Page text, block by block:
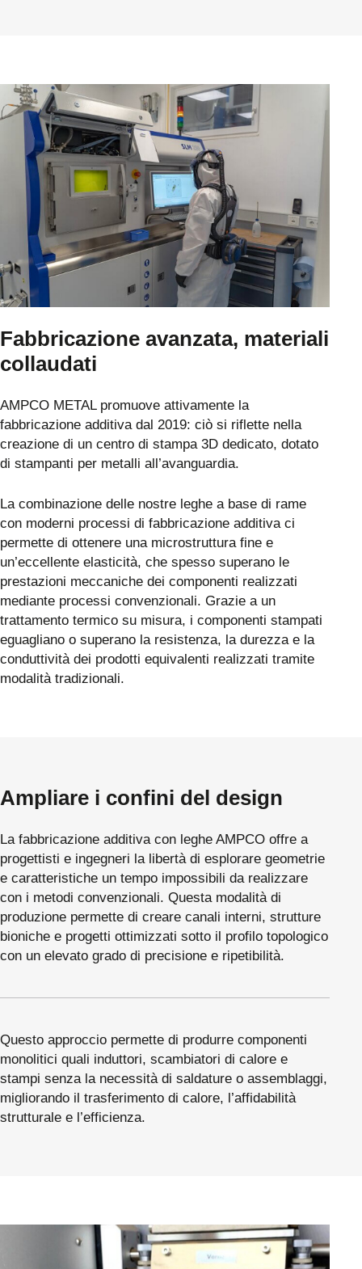
Fabbricazione avanzata, materiali
collaudati
AMPCO METAL promuove attivamente la
fabbricazione additiva dal 2019: ciò si riflette nella
creazione di un centro di stampa 3D dedicato, dotato
di stampanti per metalli all’avanguardia.
La combinazione delle nostre leghe a base di rame
con moderni processi di fabbricazione additiva ci
permette di ottenere una microstruttura fine e
un’eccellente elasticità, che spesso superano le
prestazioni meccaniche dei componenti realizzati
mediante processi convenzionali. Grazie a un
trattamento termico su misura, i componenti stampati
eguagliano o superano la resistenza, la durezza e la
conduttività dei prodotti equivalenti realizzati tramite
modalità tradizionali.
Ampliare i confini del design
La fabbricazione additiva con leghe AMPCO offre a
progettisti e ingegneri la libertà di esplorare geometrie
e caratteristiche un tempo impossibili da realizzare
con i metodi convenzionali. Questa modalità di
produzione permette di creare canali interni, strutture
bioniche e progetti ottimizzati sotto il profilo topologico
con un elevato grado di precisione e ripetibilità.
Questo approccio permette di produrre componenti
monolitici quali induttori, scambiatori di calore e
stampi senza la necessità di saldature o assemblaggi,
migliorando il trasferimento di calore, l’affidabilità
strutturale e l’efficienza.